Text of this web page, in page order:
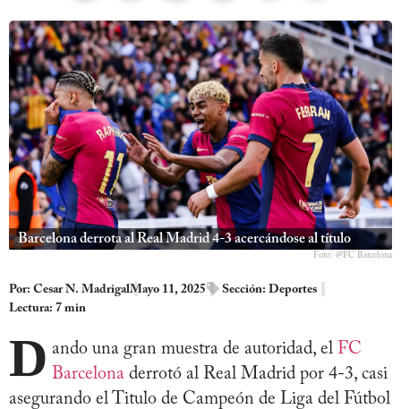
Barcelona derrota al Real Madrid 4-3 acercándose al título
Foto: @FC Barcelona
Por: Cesar N. MadrigalMayo 11, 2025 Sección: Deportes
Lectura: 7 min
D ando una gran muestra de autoridad, el FC
Barcelona derrotó al Real Madrid por 4-3, casi
asegurando el Titulo de Campeón de Liga del Fútbol